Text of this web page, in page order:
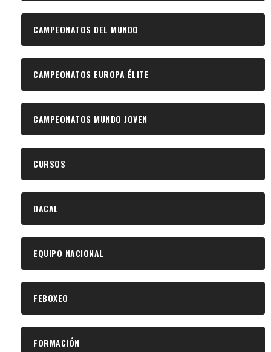
CAMPEONATOS DEL MUNDO
CAMPEONATOS EUROPA ÉLITE
CAMPEONATOS MUNDO JOVEN
CURSOS
DACAL
EQUIPO NACIONAL
FEBOXEO
FORMACIÓN